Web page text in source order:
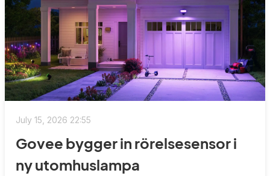
July 15, 2026 22:55
Govee bygger in rörelsesensor i
ny utomhuslampa